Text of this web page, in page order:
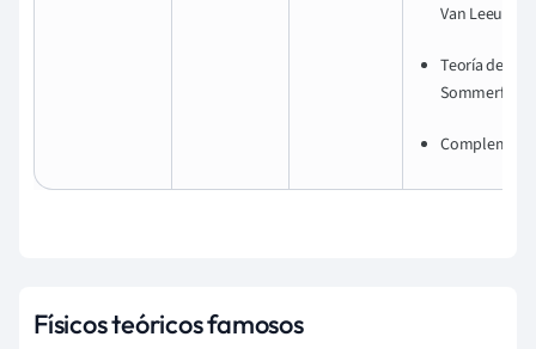
Van Leeuwen
Teoría de
Sommerfeld
Físicos teóricos famosos